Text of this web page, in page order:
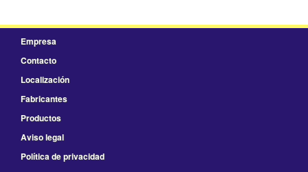
Empresa
Contacto
Localización
Fabricantes
Productos
Aviso legal
Política de privacidad